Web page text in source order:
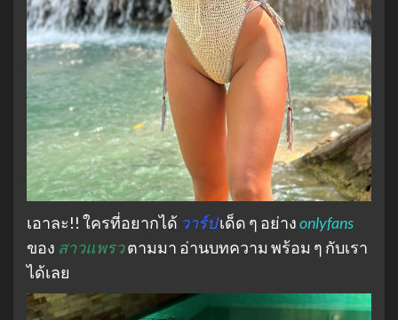
เอาละ!! ใครที่อยากได้ วาร์ปเด็ด ๆ อย่างonlyfans
ของ สาวแพรวตามมา อ่านบทความ พร้อม ๆ กับเรา
ได้เลย